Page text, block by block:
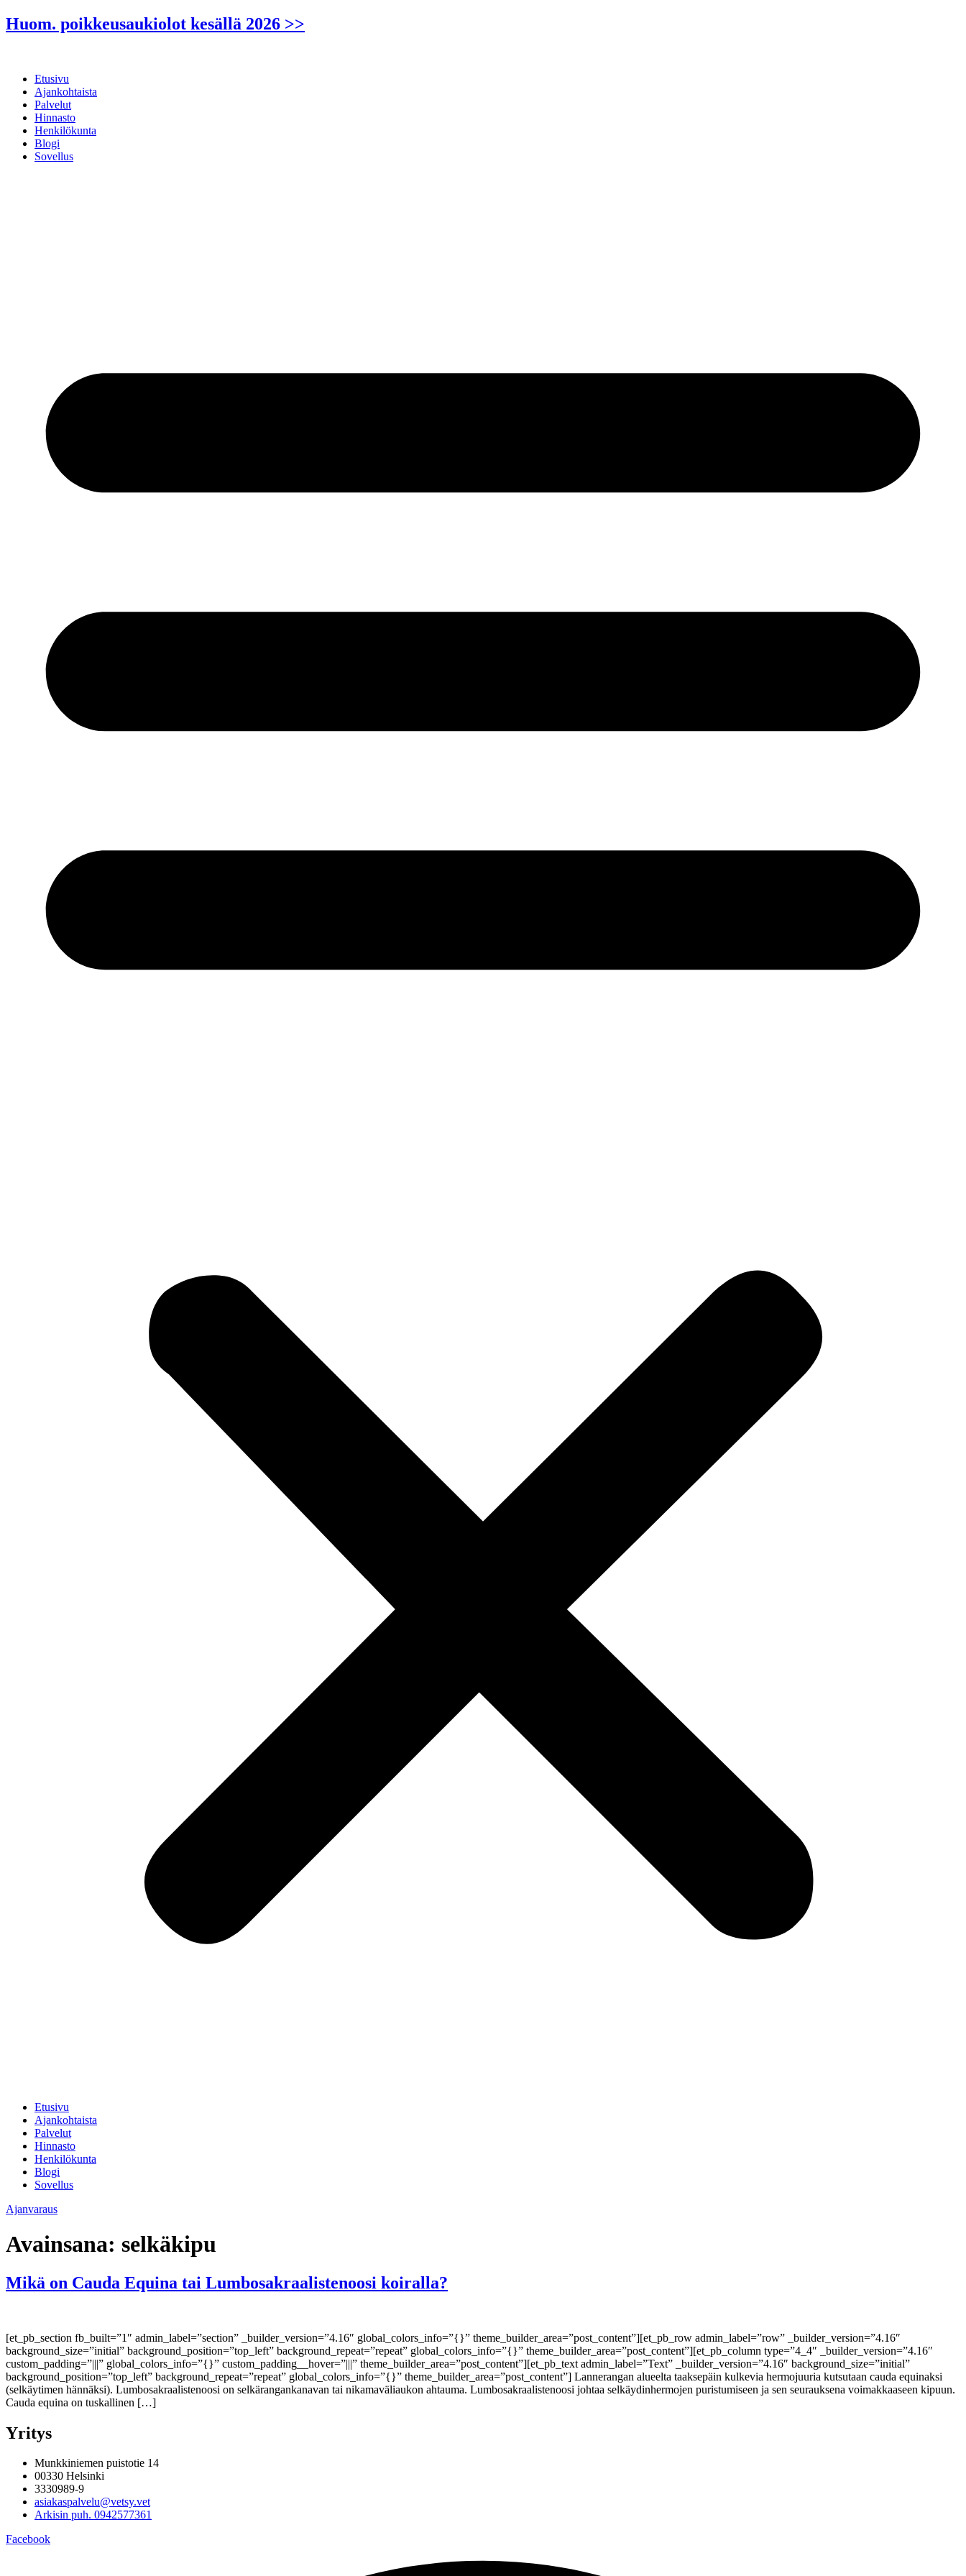
Mene
sisältöön
Huom. poikkeusaukiolot kesällä 2026 >>
Etusivu
Ajankohtaista
Palvelut
Hinnasto
Henkilökunta
Blogi
Sovellus
Etusivu
Ajankohtaista
Palvelut
Hinnasto
Henkilökunta
Blogi
Sovellus
Ajanvaraus
Avainsana: selkäkipu
Mikä on Cauda Equina tai Lumbosakraalistenoosi koiralla?
[et_pb_section fb_built=”1″ admin_label=”section” _builder_version=”4.16″ global_colors_info=”{}” theme_builder_area=”post_content”][et_pb_row admin_label=”row” _builder_version=”4.16″
background_size=”initial” background_position=”top_left” background_repeat=”repeat” global_colors_info=”{}” theme_builder_area=”post_content”][et_pb_column type=”4_4″ _builder_version=”4.16″
custom_padding=”|||” global_colors_info=”{}” custom_padding__hover=”|||” theme_builder_area=”post_content”][et_pb_text admin_label=”Text” _builder_version=”4.16″ background_size=”initial”
background_position=”top_left” background_repeat=”repeat” global_colors_info=”{}” theme_builder_area=”post_content”] Lannerangan alueelta taaksepäin kulkevia hermojuuria kutsutaan cauda equinaksi
(selkäytimen hännäksi). Lumbosakraalistenoosi on selkärangankanavan tai nikamaväliaukon ahtauma. Lumbosakraalistenoosi johtaa selkäydinhermojen puristumiseen ja sen seurauksena voimakkaaseen kipuun.
Cauda equina on tuskallinen […]
Yritys
Munkkiniemen puistotie 14
00330 Helsinki
3330989-9
asiakaspalvelu@vetsy.vet
Arkisin puh. 0942577361
Facebook